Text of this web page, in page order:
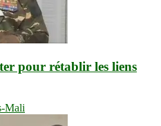
pour rétablir les liens
Mali